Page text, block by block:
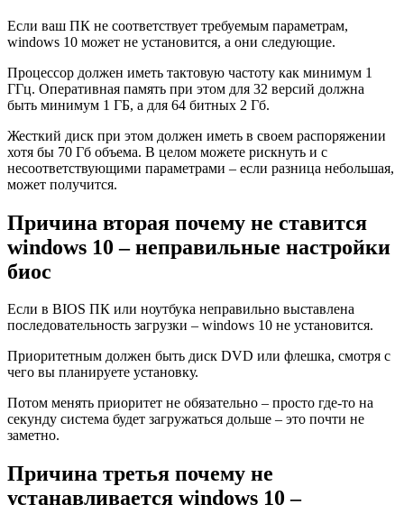
Если ваш ПК не соответствует требуемым параметрам,
windows 10 может не установится, а они следующие.
Процессор должен иметь тактовую частоту как минимум 1
ГГц. Оперативная память при этом для 32 версий должна
быть минимум 1 ГБ, а для 64 битных 2 Гб.
Жесткий диск при этом должен иметь в своем распоряжении
хотя бы 70 Гб объема. В целом можете рискнуть и с
несоответствующими параметрами – если разница небольшая,
может получится.
Причина вторая почему не ставится
windows 10 – неправильные настройки
биос
Если в BIOS ПК или ноутбука неправильно выставлена
последовательность загрузки – windows 10 не установится.
Приоритетным должен быть диск DVD или флешка, смотря с
чего вы планируете установку.
Потом менять приоритет не обязательно – просто где-то на
секунду система будет загружаться дольше – это почти не
заметно.
Причина третья почему не
устанавливается windows 10 –